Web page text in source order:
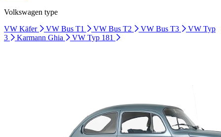
Volkswagen type
VW Käfer
VW Bus T1 VW Bus T2 VW Bus T3
VW Typ
3
Karmann Ghia VW Typ 181